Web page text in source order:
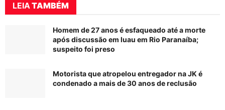
LEIATAMBÉM
Homem de 27 anos é esfaqueado até a morte
após discussão em luau em Rio Paranaíba;
suspeito foi preso
Motorista que atropelou entregador na JK é
condenado a mais de 30 anos de reclusão